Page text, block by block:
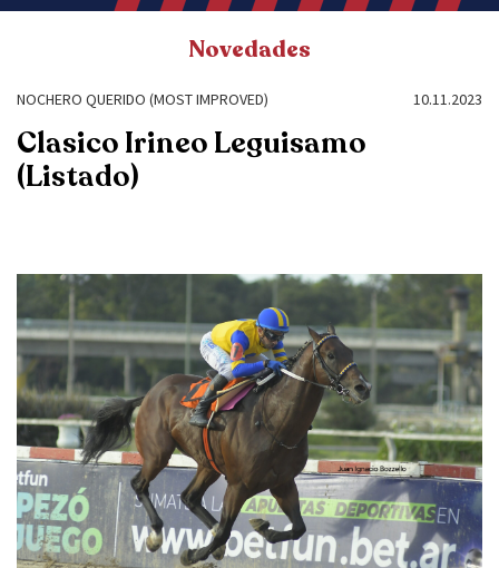
Novedades
NOCHERO QUERIDO (MOST IMPROVED) 10.11.2023
Clasico Irineo Leguisamo
(Listado)